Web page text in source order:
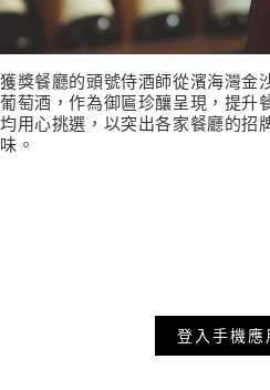
獲獎餐廳的頭號侍酒師從濱海灣金
葡萄酒，作為御匾珍釀呈現，提升
均用心挑選，以突出各家餐廳的招
味。
登入手機應